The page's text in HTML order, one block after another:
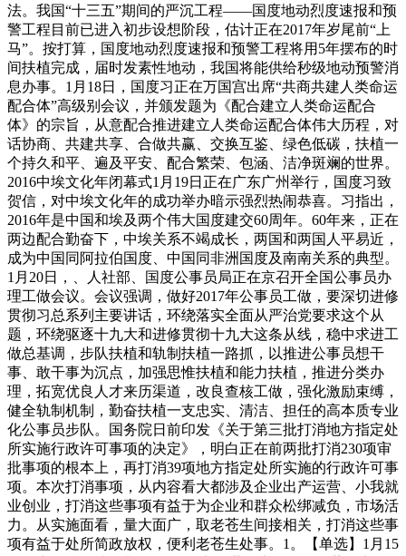
法。我国“十三五”期间的严沉工程——国度地动烈度速报和预
警工程目前已进入初步设想阶段，估计正在2017年岁尾前“上
马”。按打算，国度地动烈度速报和预警工程将用5年摆布的时
间扶植完成，届时发素性地动，我国将能供给秒级地动预警消
息办事。1月18日，国度习正在万国宫出席“共商共建人类命运
配合体”高级别会议，并颁发题为《配合建立人类命运配合
体》的宗旨，从意配合推进建立人类命运配合体伟大历程，对
话协商、共建共享、合做共赢、交换互鉴、绿色低碳，扶植一
个持久和平、遍及平安、配合繁荣、包涵、洁净斑斓的世界。
2016中埃文化年闭幕式1月19日正在广东广州举行，国度习致
贺信，对中埃文化年的成功举办暗示强烈热闹恭喜。习指出，
2016年是中国和埃及两个伟大国度建交60周年。60年来，正在
两边配合勤奋下，中埃关系不竭成长，两国和两国人平易近，
成为中国同阿拉伯国度、中国同非洲国度及南南关系的典型。
1月20日，、人社部、国度公事员局正在京召开全国公事员办
理工做会议。会议强调，做好2017年公事员工做，要深切进修
贯彻习总系列主要讲话，环绕落实全面从严治党要求这个从
题，环绕驱逐十九大和进修贯彻十九大这条从线，稳中求进工
做总基调，步队扶植和轨制扶植一路抓，以推进公事员想干
事、敢干事为沉点，加强思惟扶植和能力扶植，推进分类办
理，拓宽优良人才来历渠道，改良查核工做，强化激励束缚，
健全轨制机制，勤奋扶植一支忠实、清洁、担任的高本质专业
化公事员步队。国务院日前印发《关于第三批打消地方指定处
所实施行政许可事项的决定》，明白正在前两批打消230项审
批事项的根本上，再打消39项地方指定处所实施的行政许可事
项。本次打消事项，从内容看大都涉及企业出产运营、小我就
业创业，打消这些事项有益于为企业和群众松绑减负，市场活
力。从实施面看，量大面广，取老苍生间接相关，打消这些事
项有益于处所简政放权，便利老苍生处事。1。【单选】1月15